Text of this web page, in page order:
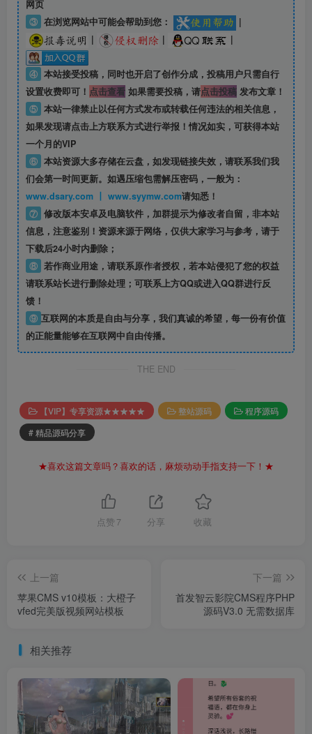
网页
③ 在浏览网站中可能会帮助到您：
|
|
| |
④ 本站接受投稿，同时也开启了创作分成，投稿用户只需自行
设置收费即可！ 点击查看如果需要投稿，请点击投稿发布文章！
⑤ 本站一律禁止以任何方式发布或转载任何违法的相关信息，
如果发现请点击上方联系方式进行举报！情况如实，可获得本站
一个月的VIP
⑥ 本站资源大多存储在云盘，如发现链接失效，请联系我们我
们会第一时间更新。如遇压缩包需解压密码，一般为：
www.dsary.com 丨 www.syymw.com请知悉！
⑦ 修改版本安卓及电脑软件，加群提示为修改者自留， 非本站
信息，注意鉴别！资源来源于网络，仅供大家学习与参考，请于
下载后24小时内删除；
⑧ 若作商业用途，请联系原作者授权，若本站侵犯了您的权益
请联系站长进行删除处理；可联系上方QQ或进入QQ群进行反
馈！
⑨ 互联网的本质是自由与分享，我们真诚的希望，每一份有价值
的正能量能够在互联网中自由传播。
THE END
【VIP】专享资源★★★★★ 整站源码
程序源码
# 精品源码分享
★喜欢这篇文章吗？喜欢的话，麻烦动动手指支持一下！★
点赞 7 分享 收藏
上一篇
苹果CMS v10模板：大橙子
vfed完美版视频网站模板
下一篇
首发智云影院CMS程序PHP
源码V3.0 无需数据库
相关推荐